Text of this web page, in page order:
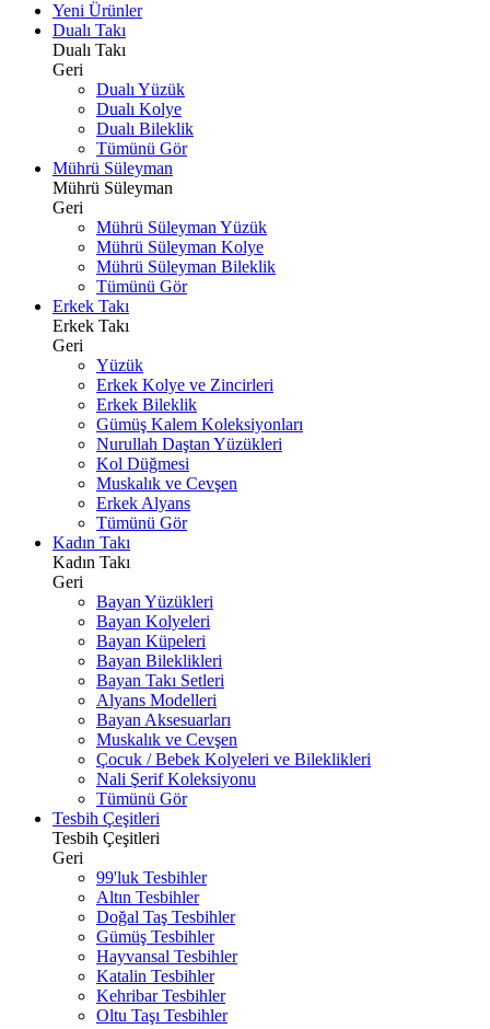
Yeni Ürünler
Dualı Takı
Dualı Takı
Geri
Dualı Yüzük
Dualı Kolye
Dualı Bileklik
Tümünü Gör
Mührü Süleyman
Mührü Süleyman
Geri
Mührü Süleyman Yüzük
Mührü Süleyman Kolye
Mührü Süleyman Bileklik
Tümünü Gör
Erkek Takı
Erkek Takı
Geri
Yüzük
Erkek Kolye ve Zincirleri
Erkek Bileklik
Gümüş Kalem Koleksiyonları
Nurullah Daştan Yüzükleri
Kol Düğmesi
Muskalık ve Cevşen
Erkek Alyans
Tümünü Gör
Kadın Takı
Kadın Takı
Geri
Bayan Yüzükleri
Bayan Kolyeleri
Bayan Küpeleri
Bayan Bileklikleri
Bayan Takı Setleri
Alyans Modelleri
Bayan Aksesuarları
Muskalık ve Cevşen
Çocuk / Bebek Kolyeleri ve Bileklikleri
Nali Şerif Koleksiyonu
Tümünü Gör
Tesbih Çeşitleri
Tesbih Çeşitleri
Geri
99'luk Tesbihler
Altın Tesbihler
Doğal Taş Tesbihler
Gümüş Tesbihler
Hayvansal Tesbihler
Katalin Tesbihler
Kehribar Tesbihler
Oltu Taşı Tesbihler